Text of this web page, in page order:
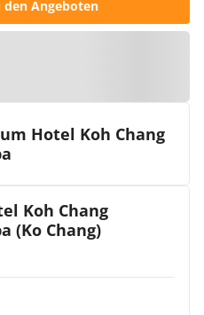
den Angeboten
Hotel Koh Chang
Koh Chang
(Ko Chang)